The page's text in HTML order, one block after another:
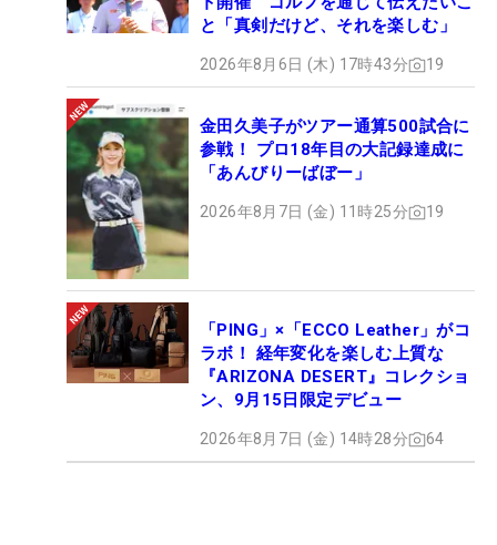
と「真剣だけど、それを楽しむ」
2026年8月6日 (木) 17時43分 19
金田久美子がツアー通算500試合に
参戦！ プロ18年目の大記録達成に
「あんびりーばぼー」
2026年8月7日 (金) 11時25分 19
「PING」×「ECCO Leather」がコ
ラボ！ 経年変化を楽しむ上質な
『ARIZONA DESERT』コレクショ
ン、9月15日限定デビュー
2026年8月7日 (金) 14時28分 64